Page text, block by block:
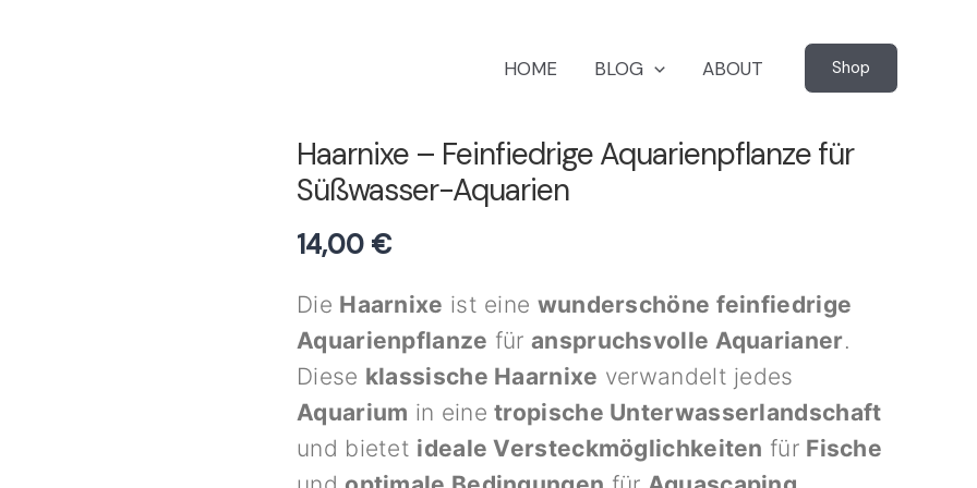
HOME BLOG ABOUT Shop
Haarnixe – Feinfiedrige Aquarienpflanze für
Süßwasser-Aquarien
14,00 €
Die Haarnixe ist eine wunderschöne feinfiedrige
Aquarienpflanze füranspruchsvolle Aquarianer.
Diese klassische Haarnixe verwandelt jedes
Aquarium in einetropische Unterwasserlandschaft
und bietet ideale Versteckmöglichkeiten für Fische